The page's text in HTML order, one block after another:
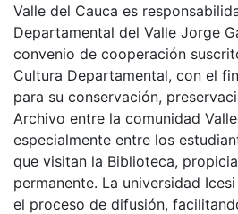
Valle del Cauca es
Departamental del Valle Jorge
convenio de cooperación
Cultura Departamental, con el
para su conservación,
Archivo entre la comunidad
especialmente entre los
que visitan la Biblioteca,
permanente. La universidad
el proceso de difusión,